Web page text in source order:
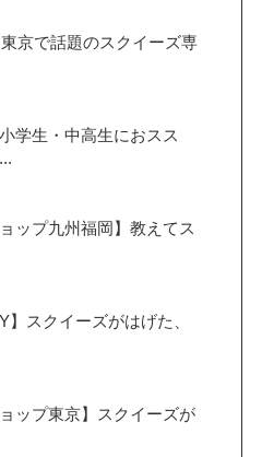
東京で話題のスクイーズ専
学生・中高生におスス
ップ九州福岡】教えてス
】スクイーズがはげた、
ップ東京】スクイーズが